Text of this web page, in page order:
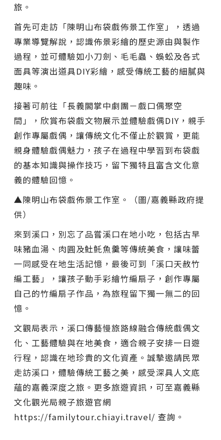
旅。
首先可走訪「陳明山布袋戲佈景工作室」，透過
專業導覽解說，認識佈景彩繪的歷史源由與製作
過程，並可體驗如小刀劍、毛毛蟲、蜈蚣及各式
面具等演出道具DIY彩繪，感受傳統工藝的細膩與
趣味。
接著可前往「長義閣掌中劇團－戲口偶聚空
間」，欣賞布袋戲文物展示並體驗戲偶DIY，親手
創作專屬戲偶，讓傳統文化不僅止於觀賞，更能
親身體驗戲偶魅力，孩子在過程中學習到布袋戲
的基本知識與操作技巧，留下獨特且富含文化意
義的體驗回憶。
▲陳明山布袋戲佈景工作室。（圖/嘉義縣政府提
供）
來到溪口，別忘了品嘗溪口在地小吃，包括古早
味豬血湯、肉圓及𩵚魠魚羹等傳統美食，讓味蕾
一同感受在地生活記憶，最後可到「溪口天赦竹
編工藝」，讓孩子動手彩繪竹編扇子，創作專屬
自己的竹編扇子作品，為旅程留下獨一無二的回
憶。
文觀局表示，溪口傳藝慢旅路線融合傳統戲偶文
化、工藝體驗與在地美食，適合親子安排一日遊
行程，認識在地珍貴的文化資產。誠摯邀請民眾
走訪溪口，體驗傳統工藝之美，感受深具人文底
蘊的嘉義深度之旅。更多旅遊資訊，可至嘉義縣
文化觀光局親子旅遊官網
https://familytour.chiayi.travel/ 查詢。